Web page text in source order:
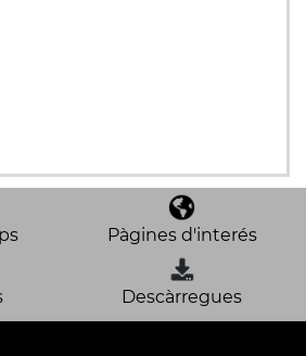
Pàgines d'interés
Descàrregues